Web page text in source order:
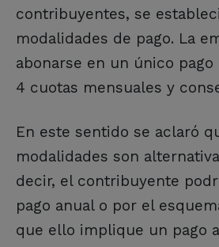
contribuyentes, se
modalidades de pago. La
abonarse en un único
4 cuotas mensuales y
En este sentido se aclaró
modalidades son
decir, el contribuyente
pago anual o por el
que ello implique un pago